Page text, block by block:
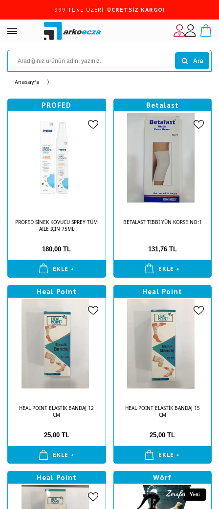
999 TL ve ÜZERİ ÜCRETSİZ KARGO!
Ara
Anasayfa
PROFED
PROFED SİNEK KOVUCU SPREY TÜM
AİLE İÇİN 75ML
180,00 TL
EKLE +
Betalast
BETALAST TIBBİ YÜN KORSE NO:1
131,76 TL
EKLE +
Heal Point
HEAL POINT ELASTİK BANDAJ 12
CM
25,00 TL
EKLE +
Heal Point
HEAL POINT ELASTİK BANDAJ 15
CM
25,00 TL
EKLE +
Heal Point Wörf
Yeni